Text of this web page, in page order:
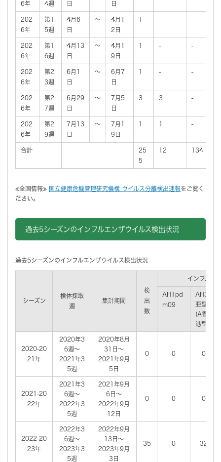
6年 4週 日 日
202
6年
第1
5週
4月6
日
～
4月1
2日
1 - -
202
6年
第1
6週
4月13
日
～
4月1
9日
1 - -
202
6年
第2
3週
6月1
日
～
6月7
日
1 - -
202
6年
第2
7週
6月29
日
～
7月5
日
3 3 -
202
6年
第2
9週
7月13
日
～
7月1
9日
1 1 -
合計
25
5
12 134
≪全国情報≫ 国立健康危機管理研究機構 ウイルス分離検出速報をご覧く
ださい。
過去5シーズンのインフルエンザウイルス検出状況
過去5シーズンのインフルエンザウイルス検出状況
シーズン
検体採取
週
集計期間
検
出
数
インフルエ
AH1pd
m09
AH3
亜型
(A香
港型)
2020-20
21年
2020年3
6週～
2021年3
5週
2020年8月
31日～
2021年9月
5日
0 0 0
2021-20
22年
2021年3
6週～
2022年3
5週
2021年9月
6日～
2022年9月
12日
0 0 0
2022-20
23年
2022年3
6週～
2023年3
5週
2022年9月
13日～
2023年9月
3日
35 0 32